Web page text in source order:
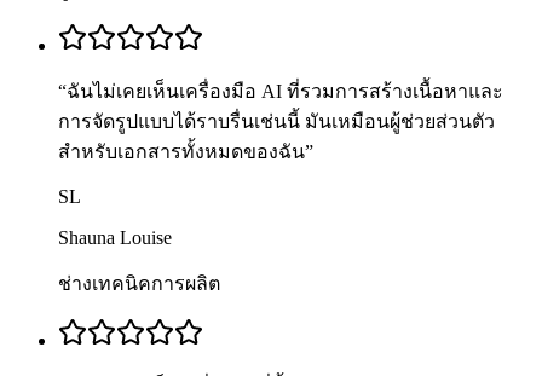
“ฉันไม่เคยเห็นเครื่องมือ AI ที่รวมการสร้างเนื้อหาและ
การจัดรูปแบบได้ราบรื่นเช่นนี้ มันเหมือนผู้ช่วยส่วนตัว
สำหรับเอกสารทั้งหมดของฉัน”
SL
Shauna Louise
ช่างเทคนิคการผลิต